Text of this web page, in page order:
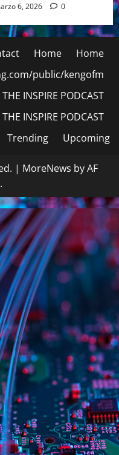
6, 2026 0
Home
Home
public/kengofm
THE INSPIRE PODCAST
THE INSPIRE PODCAST
Trending
Upcoming
| MoreNews by AF